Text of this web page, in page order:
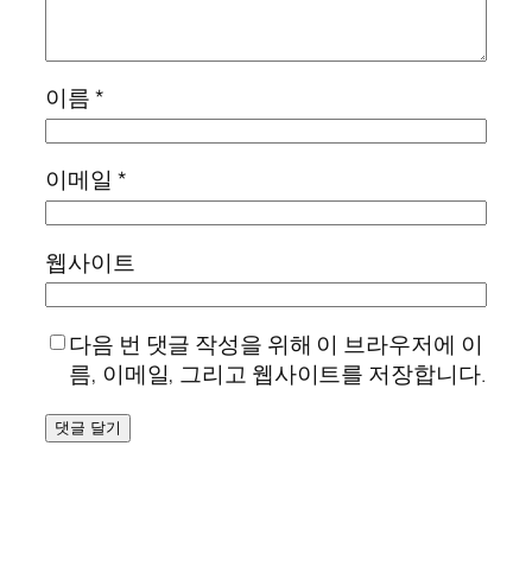
이름*
이메일 *
웹사이트
다음 번 댓글 작성을 위해 이 브라우저에 이
름, 이메일, 그리고 웹사이트를 저장합니다.